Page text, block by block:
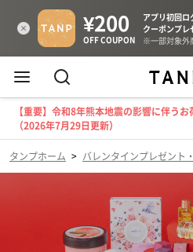
【重要】令和8年熊本地震の影響に伴う
（2026年7月29日更新）
タンプホーム > バレンタインプレゼント